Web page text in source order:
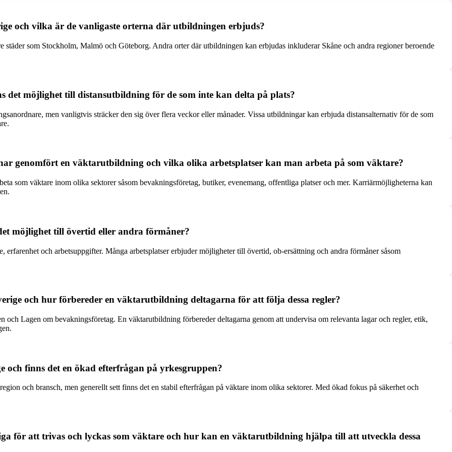
och vilka är de vanligaste orterna där utbildningen erbjuds?
som Stockholm, Malmö och Göteborg. Andra orter där utbildningen kan erbjudas inkluderar Skåne och andra regioner beroende
möjlighet till distansutbildning för de som inte kan delta på plats?
men vanligtvis sträcker den sig över flera veckor eller månader. Vissa utbildningar kan erbjuda distansalternativ för de som
genomfört en väktarutbildning och vilka olika arbetsplatser kan man arbeta på som väktare?
som väktare inom olika sektorer såsom bevakningsföretag, butiker, evenemang, offentliga platser och mer. Karriärmöjligheterna kan
möjlighet till övertid eller andra förmåner?
erfarenhet och arbetsuppgifter. Många arbetsplatser erbjuder möjligheter till övertid, ob-ersättning och andra förmåner såsom
och hur förbereder en väktarutbildning deltagarna för att följa dessa regler?
och Lagen om bevakningsföretag. En väktarutbildning förbereder deltagarna genom att undervisa om relevanta lagar och regler, etik,
finns det en ökad efterfrågan på yrkesgruppen?
och bransch, men generellt sett finns det en stabil efterfrågan på väktare inom olika sektorer. Med ökad fokus på säkerhet och
för att trivas och lyckas som väktare och hur kan en väktarutbildning hjälpa till att utveckla dessa